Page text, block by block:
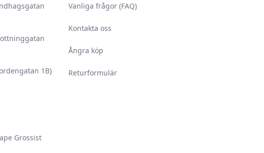
1B)
Grossist
Vanliga frågor (FAQ)
Kontakta oss
Ångra köp
Returformulär